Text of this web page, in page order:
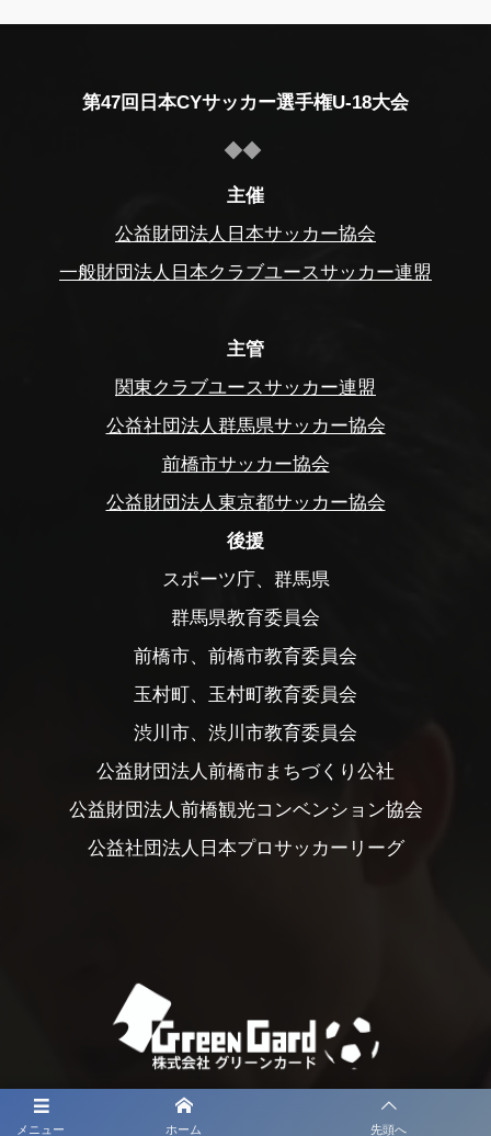
メニュー ホーム 先頭へ
第47回日本CYサッカー選手権U-18大会
主催
公益財団法人日本サッカー協会
一般財団法人日本クラブユースサッカー連盟
主管
関東クラブユースサッカー連盟
公益社団法人群馬県サッカー協会
前橋市サッカー協会
公益財団法人東京都サッカー協会
後援
スポーツ庁、群馬県
群馬県教育委員会
前橋市、前橋市教育委員会
玉村町、玉村町教育委員会
渋川市、渋川市教育委員会
公益財団法人前橋市まちづくり公社
公益財団法人前橋観光コンベンション協会
公益社団法人日本プロサッカーリーグ